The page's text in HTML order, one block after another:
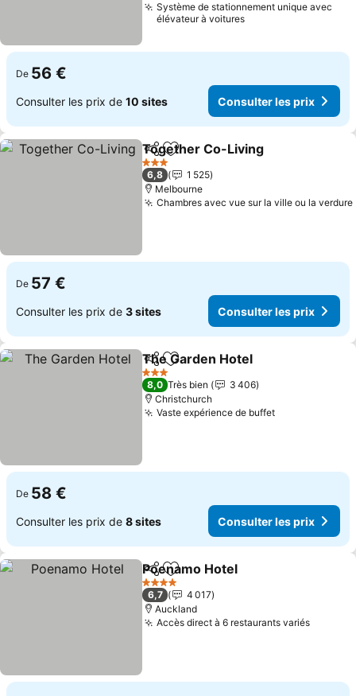
Système de stationnement unique avec
élévateur à voitures
De 56 €
Consulter les prix de 10 sites Consulter les prix
PartagerAjouter à mes favoris
Together Co-Living
3 Étoiles
6,8
1 525
Melbourne
Chambres avec vue sur la ville ou la verdure
De 57 €
Consulter les prix de 3 sites Consulter les prix
PartagerAjouter à mes favoris
The Garden Hotel
3 Étoiles
8,0 Très bien
3 406
Christchurch
Vaste expérience de buffetConsulter
De 58 €
Consulter les prix de 8 sites Consulter les prix
PartagerAjouter à mes favoris
Poenamo Hotel
4 Étoiles
6,7
4 017
Auckland
Accès direct à 6 restaurants variés